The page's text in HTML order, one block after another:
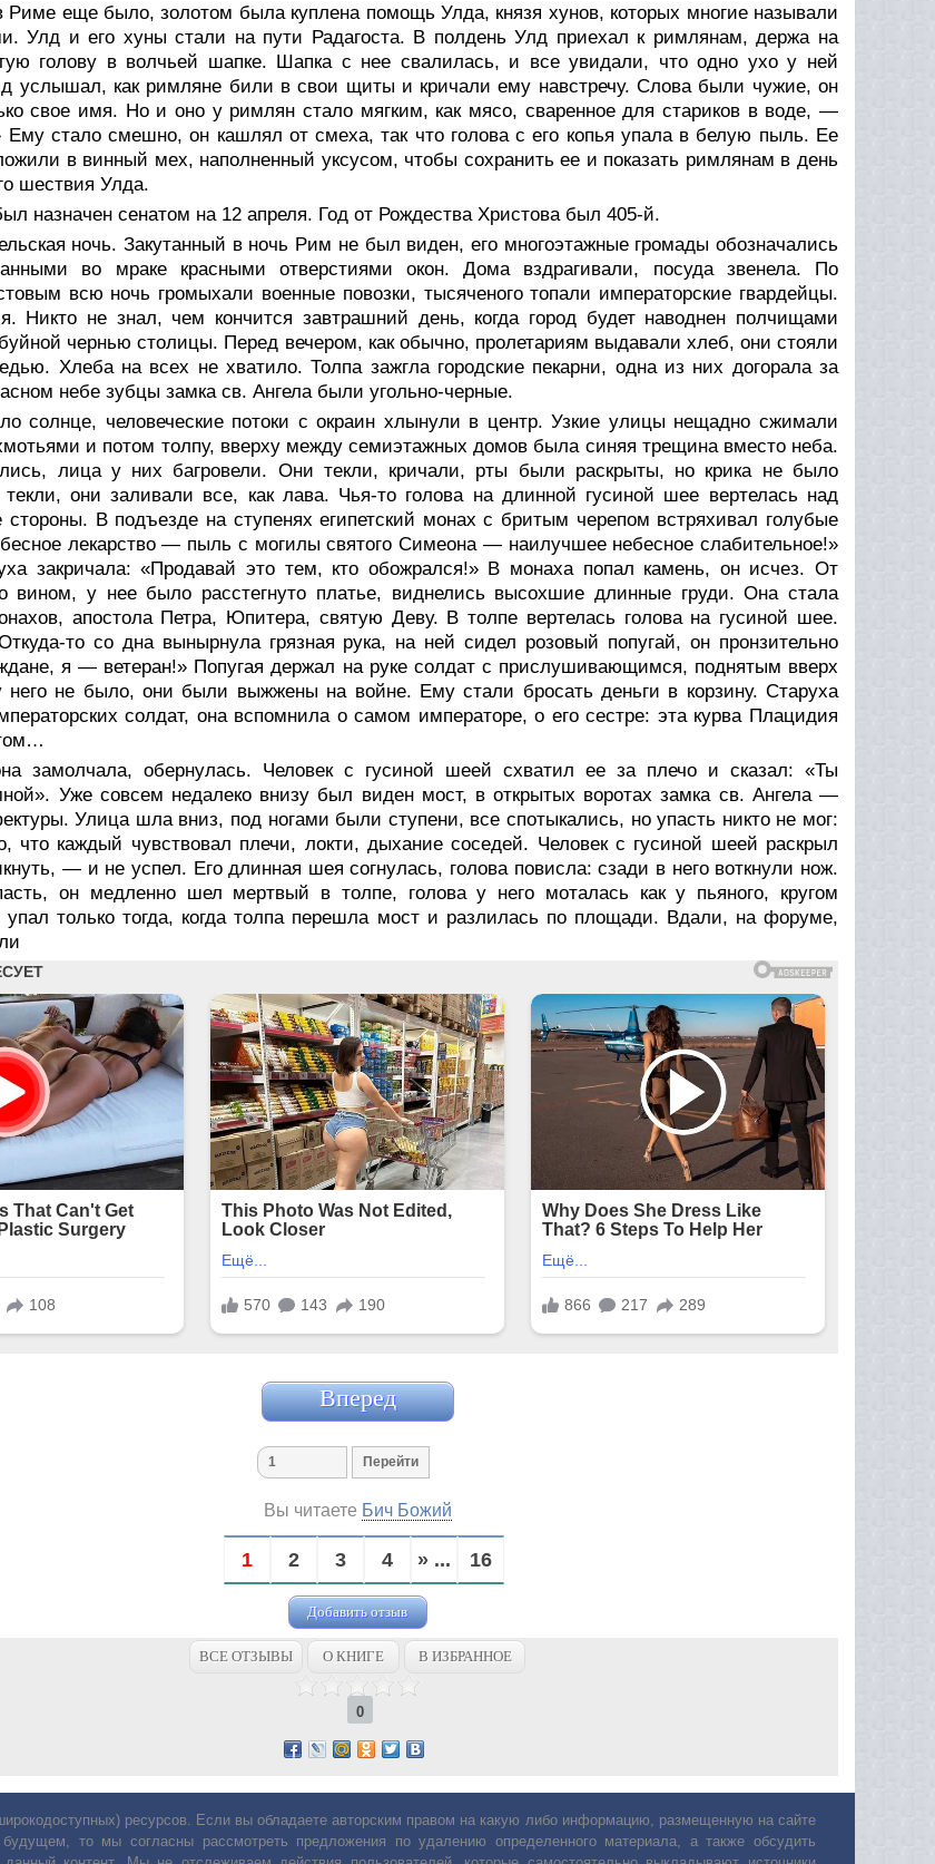
Риме еще было, золотом была куплена помощь Улда, князя хунов, которых многие называли
Улд и его хуны стали на пути Радагоста. В полдень Улд приехал к римлянам, держа на
голову в волчьей шапке. Шапка с нее свалилась, и все увидали, что одно ухо у ней
услышал, как римляне били в свои щиты и кричали ему навстречу. Слова были чужие, он
свое имя. Но и оно у римлян стало мягким, как мясо, сваренное для стариков в воде, —
стало смешно, он кашлял от смеха, так что голова с его копья упала в белую пыль. Ее
в винный мех, наполненный уксусом, чтобы сохранить ее и показать римлянам в день
шествия Улда.
назначен сенатом на 12 апреля. Год от Рождества Христова был 405-й.
ночь. Закутанный в ночь Рим не был виден, его многоэтажные громады обозначались
во мраке красными отверстиями окон. Дома вздрагивали, посуда звенела. По
всю ночь громыхали военные повозки, тысяченого топали императорские гвардейцы.
Никто не знал, чем кончится завтрашний день, когда город будет наводнен полчищами
чернью столицы. Перед вечером, как обычно, пролетариям выдавали хлеб, они стояли
Хлеба на всех не хватило. Толпа зажгла городские пекарни, одна из них догорала за
небе зубцы замка св. Ангела были угольно-черные.
солнце, человеческие потоки с окраин хлынули в центр. Узкие улицы нещадно сжимали
и потом толпу, вверху между семиэтажных домов была синяя трещина вместо неба.
лица у них багровели. Они текли, кричали, рты были раскрыты, но крика не было
они заливали все, как лава. Чья-то голова на длинной гусиной шее вертелась над
стороны. В подъезде на ступенях египетский монах с бритым черепом встряхивал голубые
лекарство — пыль с могилы святого Симеона — наилучшее небесное слабительное!»
закричала: «Продавай это тем, кто обожрался!» В монаха попал камень, он исчез. От
вином, у нее было расстегнуто платье, виднелись высохшие длинные груди. Она стала
апостола Петра, Юпитера, святую Деву. В толпе вертелась голова на гусиной шее.
то со дна вынырнула грязная рука, на ней сидел розовый попугай, он пронзительно
я — ветеран!» Попугая держал на руке солдат с прислушивающимся, поднятым вверх
него не было, они были выжжены на войне. Ему стали бросать деньги в корзину. Старуха
солдат, она вспомнила о самом императоре, о его сестре: эта курва Плацидия
замолчала, обернулась. Человек с гусиной шеей схватил ее за плечо и сказал: «Ты
Уже совсем недалеко внизу был виден мост, в открытых воротах замка св. Ангела —
Улица шла вниз, под ногами были ступени, все спотыкались, но упасть никто не мог:
что каждый чувствовал плечи, локти, дыхание соседей. Человек с гусиной шеей раскрыл
— и не успел. Его длинная шея согнулась, голова повисла: сзади в него воткнули нож.
он медленно шел мертвый в толпе, голова у него моталась как у пьяного, кругом
только тогда, когда толпа перешла мост и разлилась по площади. Вдали, на форуме,
Вперед
Вы читаете Бич Божий
1 2 3 4 » ... 16
Добавить отзыв
ВСЕ ОТЗЫВЫ О КНИГЕ В ИЗБРАННОЕ
0
ресурсов. Если вы обладаете авторским правом на какую либо информацию, размещенную на сайте
то мы согласны рассмотреть предложения по удалению определенного материала, а также обсудить